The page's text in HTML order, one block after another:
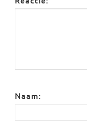
Naam: